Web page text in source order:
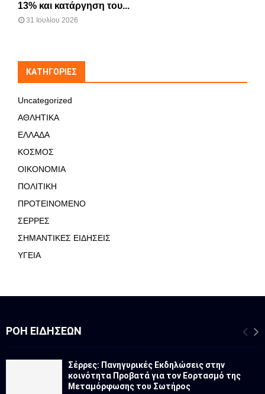
13% και κατάργηση του...
31 Ιουλίου 2026
KΑΤΗΓΟΡΊΕΣ
Uncategorized
ΑΘΛΗΤΙΚΑ
ΕΛΛΑΔΑ
ΚΟΣΜΟΣ
ΟΙΚΟΝΟΜΙΑ
ΠΟΛΙΤΙΚΗ
ΠΡΟΤΕΙΝΟΜΕΝΟ
ΣΕΡΡΕΣ
ΣΗΜΑΝΤΙΚΕΣ ΕΙΔΗΣΕΙΣ
ΥΓΕΙΑ
ΡΟΉ ΕΙΔΉΣΕΩΝ
Σέρρες: Πανηγυρικές Εκδηλώσεις στην
κοινότητα Προβατά για τον Εορτασμό της
Μεταμόρφωσης του Σωτήρος